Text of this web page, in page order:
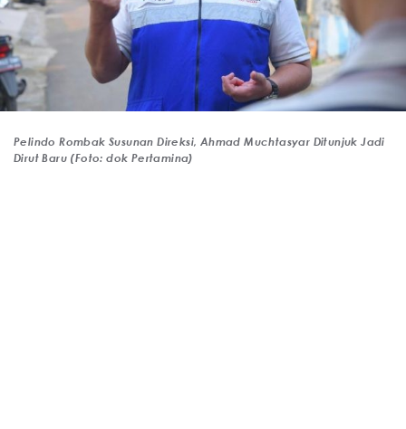
Pelindo Rombak Susunan Direksi, Ahmad Muchtasyar Ditunjuk Jadi
Dirut Baru (Foto: dok Pertamina)